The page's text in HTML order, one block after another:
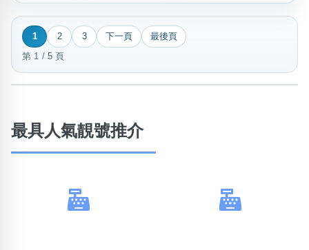
1 2 3 下一頁
最後頁
第 1 / 5 頁
最具人氣靚號推介